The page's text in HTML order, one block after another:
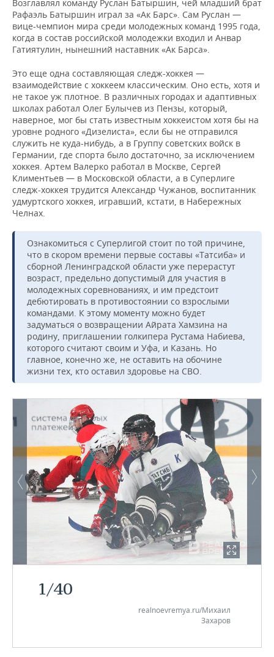
Возглавлял команду Руслан Батыршин, чей младший брат
Рафаэль Батыршин играл за «Ак Барс». Сам Руслан —
вице-чемпион мира среди молодежных команд 1995 года,
когда в состав российской молодежки входил и Анвар
Гатиятулин, нынешний наставник «Ак Барса».
Это еще одна составляющая следж-хоккея —
взаимодействие с хоккеем классическим. Оно есть, хотя и
не такое уж плотное. В различных городах и адаптивных
школах работал Олег Булычев из Пензы, который,
наверное, мог бы стать известным хоккеистом хотя бы на
уровне родного «Дизелиста», если бы не отправился
служить не куда-нибудь, а в Группу советских войск в
Германии, где спорта было достаточно, за исключением
хоккея. Артем Валерко работал в Москве, Сергей
Климентьев — в Московской области, а в Суперлиге
следж-хоккея трудится Александр Чужанов, воспитанник
удмуртского хоккея, игравший, кстати, в Набережных
Челнах.
Ознакомиться с Суперлигой стоит по той причине,
что в скором времени первые составы «Татсиба» и
сборной Ленинградской области уже перерастут
возраст, предельно допустимый для участия в
молодежных соревнованиях, и им предстоит
дебютировать в противостоянии со взрослыми
командами. К этому моменту можно будет
задуматься о возвращении Айрата Хамзина на
родину, приглашении голкипера Рустама Набиева,
которого считают своим и Уфа, и Казань. Но
главное, конечно же, не оставить на обочине
жизни тех, кто оставил здоровье на СВО.
1/40
realnoevremya.ru/Михаил
Захаров